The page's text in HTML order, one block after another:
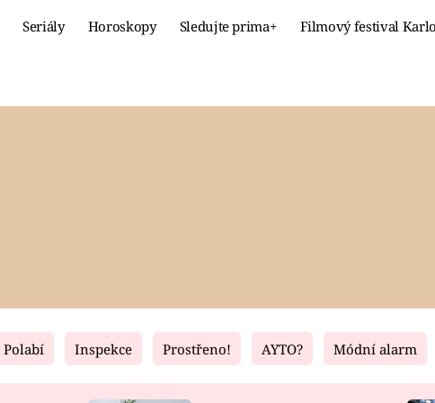
Seriály Horoskopy Sledujte prima+ Filmový festival
Fresh Living
Polabí Inspekce Prostřeno! AYTO? Módní alarm